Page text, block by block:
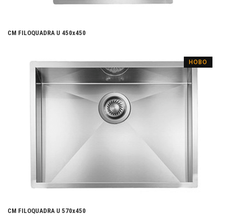
CM FILOQUADRA U 450х450
НОВО
CM FILOQUADRA U 570х450